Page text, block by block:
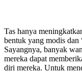
Tas hanya
bentuk yang modis dan
Sayangnya, banyak
mereka dapat
diri mereka. Untuk